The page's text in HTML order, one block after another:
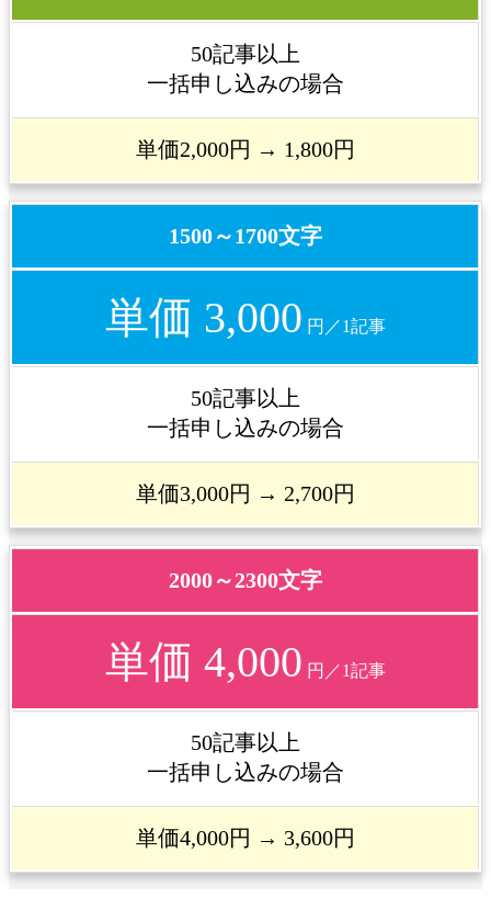
50記事以上
一括申し込みの場合
単価2,000円 → 1,800円
1500～1700文字
単価 3,000 円／1記事
50記事以上
一括申し込みの場合
単価3,000円 → 2,700円
2000～2300文字
単価 4,000 円／1記事
50記事以上
一括申し込みの場合
単価4,000円 → 3,600円